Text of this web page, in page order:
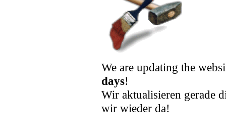
We are updating the
days!
Wir aktualisieren gerade
wir wieder da!